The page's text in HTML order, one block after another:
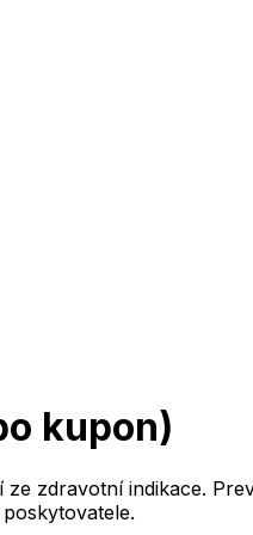
kupon)
zdravotní indikace.